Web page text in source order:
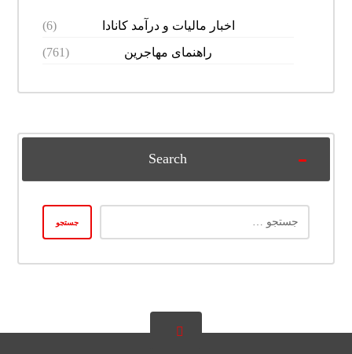
اخبار مالیات و درآمد کانادا
(6)
راهنمای مهاجرین
(761)
Search